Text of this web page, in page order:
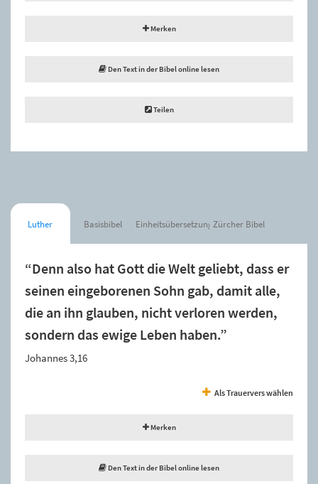
Merken
Den Text in der Bibel online lesen
Teilen
Luther Basisbibel Einheitsübersetzung Zürcher Bibel
“Denn also hat Gott die Welt geliebt, dass er
seinen eingeborenen Sohn gab, damit alle,
die an ihn glauben, nicht verloren werden,
sondern das ewige Leben haben.”
Johannes 3,16
Als Trauervers wählen
Merken
Den Text in der Bibel online lesen